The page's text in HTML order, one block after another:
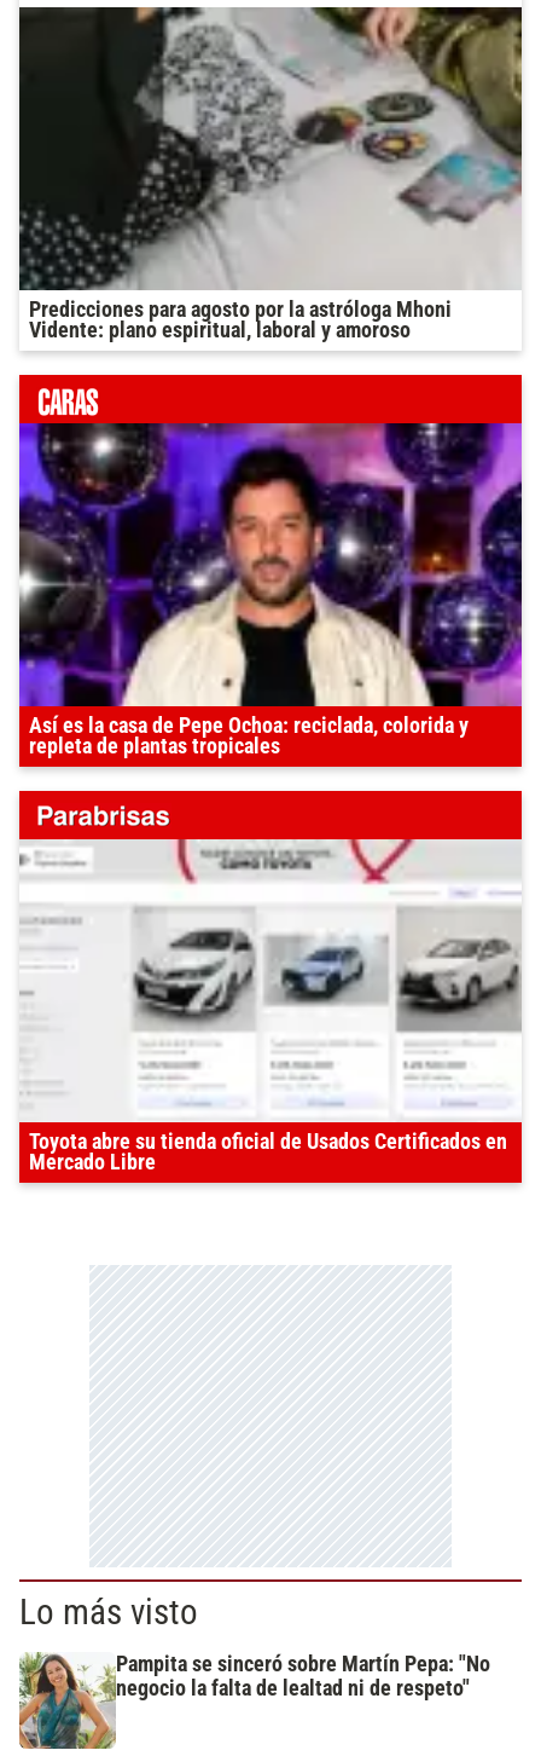
Predicciones para agosto por la astróloga Mhoni
Vidente: plano espiritual, laboral y amoroso
Así es la casa de Pepe Ochoa: reciclada, colorida y
repleta de plantas tropicales
Toyota abre su tienda oficial de Usados Certificados en
Mercado Libre
Lo más visto
Pampita se sinceró sobre Martín Pepa: "No
negocio la falta de lealtad ni de respeto"